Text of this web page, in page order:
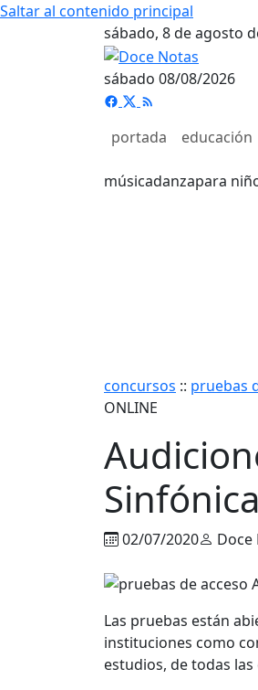
Saltar al contenido principal
sábado, 8 de agosto
sábado 08/08/2026
portada educación
músicadanzapara
concursos :: pruebas
ONLINE
02/07/2020 Doce
Las pruebas están
instituciones como
estudios, de todas